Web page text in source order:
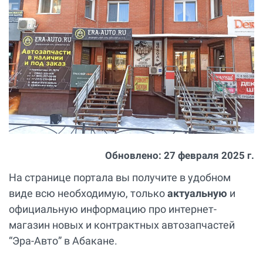
Обновлено: 27 февраля 2025 г.
На странице портала вы получите в удобном
виде всю необходимую, толькоактуальную и
официальную информацию про интернет-
магазин новых и контрактных автозапчастей
“Эра-Авто” в Абакане.